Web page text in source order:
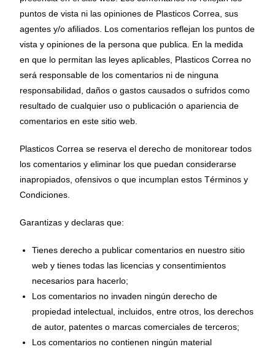
puntos de vista ni las opiniones de Plasticos Correa, sus
agentes y/o afiliados. Los comentarios reflejan los puntos de
vista y opiniones de la persona que publica. En la medida
en que lo permitan las leyes aplicables, Plasticos Correa no
será responsable de los comentarios ni de ninguna
responsabilidad, daños o gastos causados ​​o sufridos como
resultado de cualquier uso o publicación o apariencia de
comentarios en este sitio web.
Plasticos Correa se reserva el derecho de monitorear todos
los comentarios y eliminar los que puedan considerarse
inapropiados, ofensivos o que incumplan estos Términos y
Condiciones.
Garantizas y declaras que:
Tienes derecho a publicar comentarios en nuestro sitio
web y tienes todas las licencias y consentimientos
necesarios para hacerlo;
Los comentarios no invaden ningún derecho de
propiedad intelectual, incluidos, entre otros, los derechos
de autor, patentes o marcas comerciales de terceros;
Los comentarios no contienen ningún material